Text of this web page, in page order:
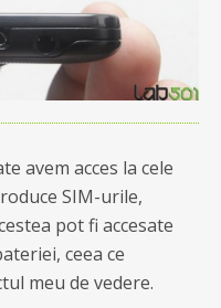
avem acces la cele
SIM-urile,
pot fi accesate
ceea ce
meu de vedere.